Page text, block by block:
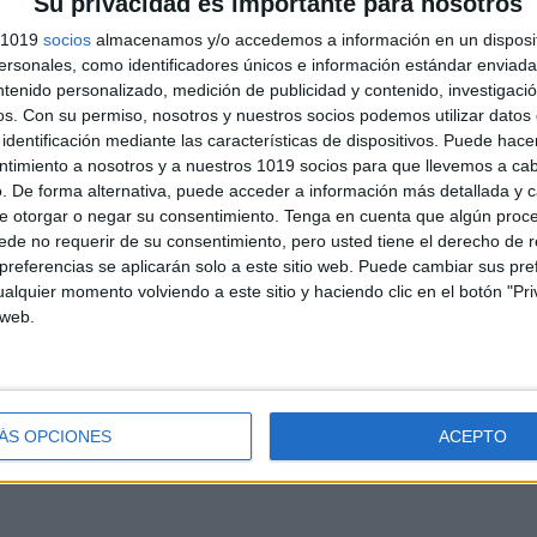
socios almacenamos y/o accedemos a información en un
como identificadores únicos e información estándar
personalizado, medición de publicidad y contenido,
Con su permiso, nosotros y nuestros socios podemos utilizar datos
mediante las características de dispositivos. Puede
a nosotros y a nuestros 1019 socios para que llevemos a
De forma alternativa, puede acceder a información más detallada y
otorgar o negar su consentimiento. Tenga en cuenta que algún
no requerir de su consentimiento, pero usted tiene el derecho de
se aplicarán solo a este sitio web. Puede cambiar sus
momento volviendo a este sitio y haciendo clic en el botón
OPCIONES ACEPTO
blog, es la apuesta personal de dos profesores Ginés y
son los encargados de los contenidos que encontramos